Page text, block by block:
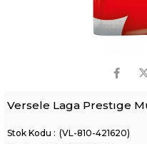
Versele Laga Prestıge
(VL-810-421620)